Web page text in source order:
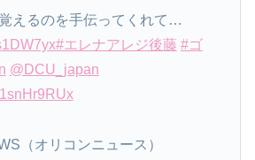
えるのを手伝ってくれて…
#エレナアレジ後藤 #ゴ
@DCU_japan
（オリコンニュース）